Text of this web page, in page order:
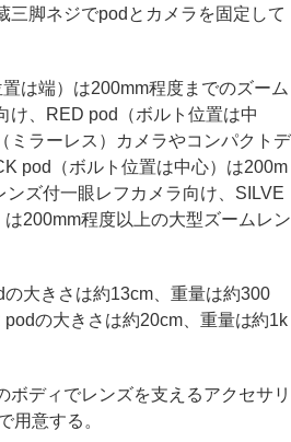
三脚ネジでpodとカメラを固定して
は端）は200mm程度までのズーム
け、RED pod（ボルト位置は中
ミラーレス）カメラやコンパクトデ
pod（ボルト位置は中心）は200m
ンズ付一眼レフカメラ向け、SILVE
200mm程度以上の大型ズームレン
大きさは約13cm、重量は約300
の大きさは約20cm、重量は約1k
ディでレンズを支えるアクセサリ
用意する。